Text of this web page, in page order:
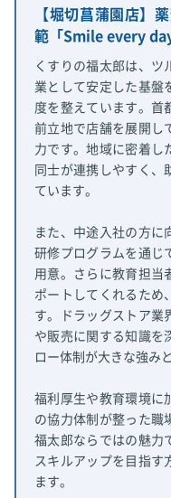
【堀切菖蒲園店】
範「Smile every
くすりの福太郎は、ツ
業として安定した基盤
度を整えています。首
前立地で店舗を展開し
力です。地域に密着し
同士が連携しやすく、
ています。
また、中途入社の方に
研修プログラムを通じ
用意。さらに教育担当
ポートしてくれるため
す。ドラッグストア業
や販売に関する知識を
ロー体制が大きな強み
福利厚生や教育環境に
の協力体制が整った職
福太郎ならではの魅力
スキルアップを目指す
ます。